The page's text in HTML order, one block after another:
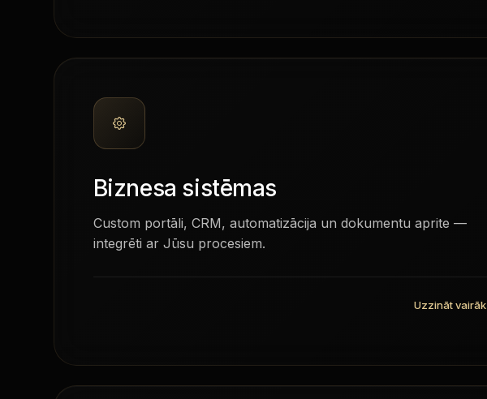
Biznesa sistēmas
Custom portāli, CRM, automatizācija un dokumentu aprite —
integrēti ar Jūsu procesiem.
Uzzināt vairāk